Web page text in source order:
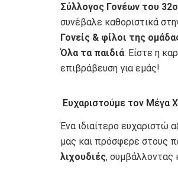
Σύλλογος Γονέων του
συνέβαλε καθοριστικά
Γονείς & φίλοι της
Όλα τα παιδιά: Είστε η
επιβράβευση για εμάς!
Ευχαριστούμε τον Μέγα
Ένα ιδιαίτερο ευχαριστώ
μας και πρόσφερε στους
λιχουδιές, συμβάλλοντας